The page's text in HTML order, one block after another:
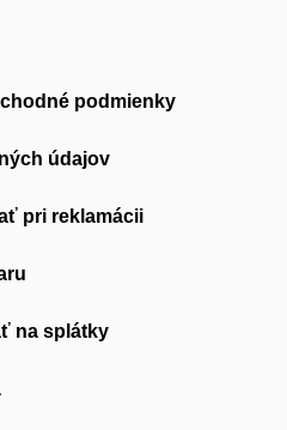
podmienky
údajov
pri reklamácii
na splátky